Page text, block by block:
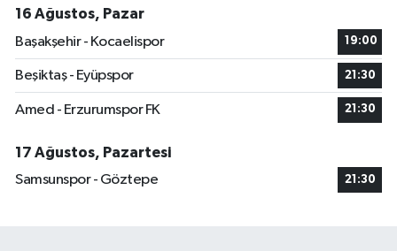
16 Ağustos, Pazar
Başakşehir - Kocaelispor
19:00
Beşiktaş - Eyüpspor 21:30
Amed - Erzurumspor FK 21:30
17 Ağustos, Pazartesi
Samsunspor - Göztepe
21:30